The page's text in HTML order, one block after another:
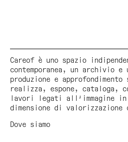
Careof è uno spazio
contemporanea, un archivio e
produzione e approfondimento
realizza, espone, cataloga,
lavori legati all'immagine in
dimensione di valorizzazione
Dove siamo